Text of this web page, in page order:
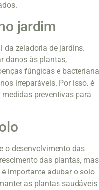
jardim
da zeladoria de jardins.
danos às plantas,
fúngicas e
irreparáveis. Por isso, é
preventivas para
o desenvolvimento das
das plantas, mas
importante adubar o solo
as plantas saudáveis